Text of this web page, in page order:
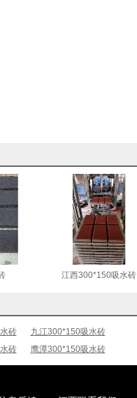
江西300*150吸水砖
砖
九江300*150吸水砖
砖 鹰潭300*150吸水砖